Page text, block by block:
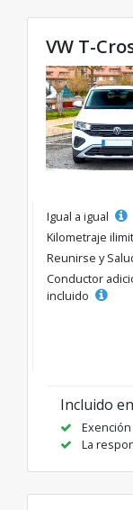
VW T-
Igual a igual
Kilometraje
Reunirse y
Conductor
incluido
Incluido
La